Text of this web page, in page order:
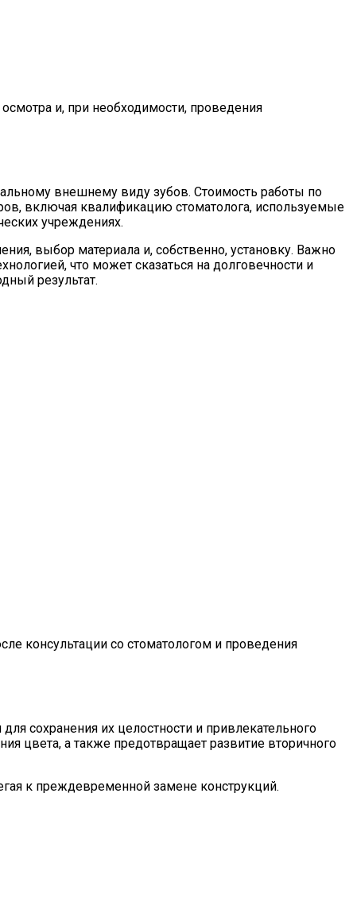
и, при необходимости, проведения
внешнему виду зубов. Стоимость работы по
включая квалификацию стоматолога, используемые
учреждениях.
выбор материала и, собственно, установку. Важно
что может сказаться на долговечности и
результат.
консультации со стоматологом и проведения
сохранения их целостности и привлекательного
цвета, а также предотвращает развитие вторичного
к преждевременной замене конструкций.